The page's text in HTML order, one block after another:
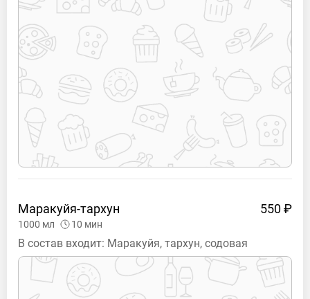
Маракуйя-тархун 550 ₽
1000 мл 10 мин
В состав входит: Маракуйя, тархун, содовая